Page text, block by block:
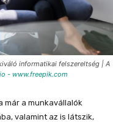
informatikai felszereltség | A
- www.freepik.com
már a munkavállalók
valamint az is látszik,